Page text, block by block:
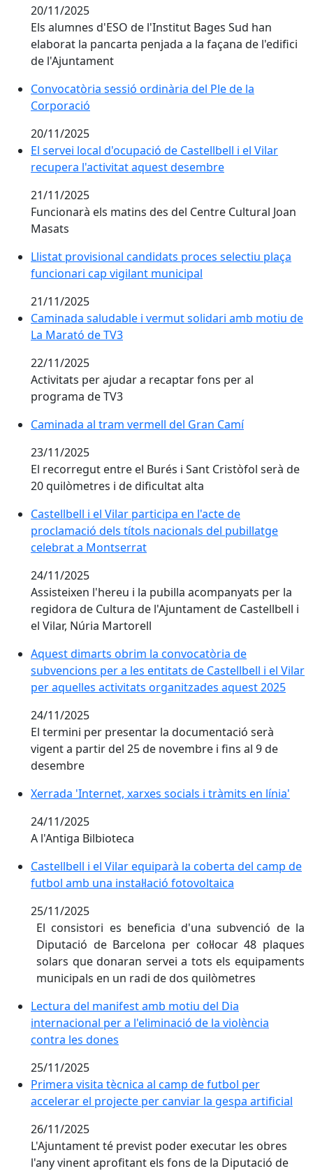
20/11/2025
Els alumnes d'ESO de l'Institut Bages Sud han
elaborat la pancarta penjada a la façana de l'edifici
de l'Ajuntament
Convocatòria sessió ordinària del Ple de la
Corporació
20/11/2025
El servei local d'ocupació de Castellbell i el Vilar
recupera l'activitat aquest desembre
21/11/2025
Funcionarà els matins des del Centre Cultural Joan
Masats
Llistat provisional candidats proces selectiu plaça
funcionari cap vigilant municipal
21/11/2025
Caminada saludable i vermut solidari amb motiu de
Caminada saludable i vermut solidari amb motiu de
La Marató de TV3
22/11/2025
Activitats per ajudar a recaptar fons per al
programa de TV3
Caminada al tram vermell del Gran Camí
Caminada al tram vermell del Gran Camí
23/11/2025
El recorregut entre el Burés i Sant Cristòfol serà de
20 quilòmetres i de dificultat alta
Castellbell i el Vilar participa en l'acte de
Castellbell i el Vilar participa en l'acte de
proclamació dels títols nacionals del pubillatge
celebrat a Montserrat
24/11/2025
Assisteixen l'hereu i la pubilla acompanyats per la
regidora de Cultura de l'Ajuntament de Castellbell i
el Vilar, Núria Martorell
Aquest dimarts obrim la convocatòria de
Aquest dimarts obrim la convocatòria de
subvencions per a les entitats de Castellbell i el Vilar
per aquelles activitats organitzades aquest 2025
24/11/2025
El termini per presentar la documentació serà
vigent a partir del 25 de novembre i fins al 9 de
desembre
Xerrada 'Internet, xarxes socials i tràmits en línia'
Xerrada 'Internet, xarxes socials i tràmits en línia'
24/11/2025
A l'Antiga Bilbioteca
Castellbell i el Vilar equiparà la coberta del camp de
Castellbell i el Vilar equiparà la coberta del camp de
futbol amb una instal·lació fotovoltaica
25/11/2025
El consistori es beneficia d'una subvenció de la
Diputació de Barcelona per col·locar 48 plaques
solars que donaran servei a tots els equipaments
municipals en un radi de dos quilòmetres
Lectura del manifest amb motiu del Dia
Lectura del manifest amb motiu del Dia
internacional per a l'eliminació de la violència
contra les dones
25/11/2025
Primera visita tècnica al camp de futbol per
Primera visita tècnica al camp de futbol per
accelerar el projecte per canviar la gespa artificial
26/11/2025
L'Ajuntament té previst poder executar les obres
l'any vinent aprofitant els fons de la Diputació de